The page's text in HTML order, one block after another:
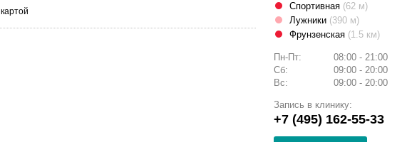
Спортивная (62 м)
Лужники (390 м)
Фрунзенская (1.5 км)
Пн-Пт:
08:00 - 21:00
Сб:
09:00 - 20:00
Вс:
09:00 - 20:00
Запись в клинику:
+7 (495) 162-55-33